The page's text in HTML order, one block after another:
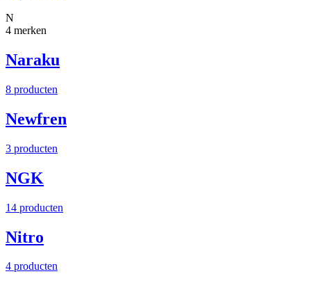
N
4 merken
Naraku
8 producten
Newfren
3 producten
NGK
14 producten
Nitro
4 producten